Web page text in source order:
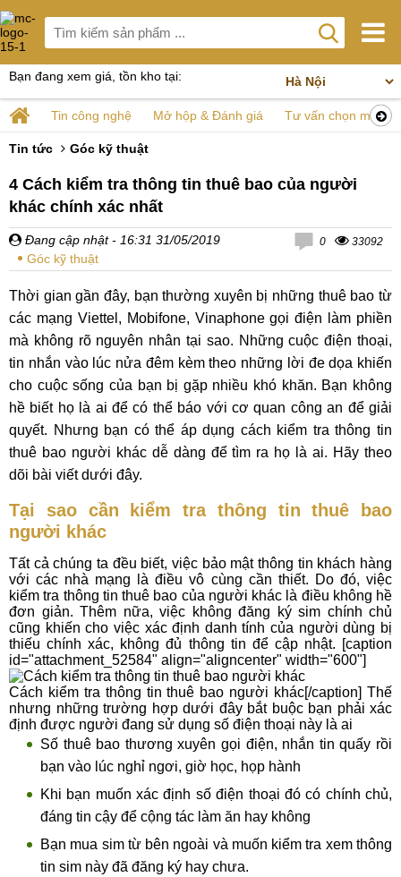
Bạn đang xem giá, tồn kho tại:
Tin công nghệ Mở hộp & Đánh giá Tư vấn chọn mua
Tin tức Góc kỹ thuật
4 Cách kiểm tra thông tin thuê bao của người
khác chính xác nhất
Đang cập nhật - 16:31 31/05/2019
Góc kỹ thuật
0 33092
Thời gian gần đây, bạn thường xuyên bị những thuê bao từ
các mạng Viettel, Mobifone, Vinaphone gọi điện làm phiền
mà không rõ nguyên nhân tại sao. Những cuộc điện thoại,
tin nhắn vào lúc nửa đêm kèm theo những lời đe dọa khiến
cho cuộc sống của bạn bị gặp nhiều khó khăn. Bạn không
hề biết họ là ai để có thể báo với cơ quan công an để giải
quyết. Nhưng bạn có thể áp dụng cách kiểm tra thông tin
thuê bao người khác dễ dàng để tìm ra họ là ai. Hãy theo
dõi bài viết dưới đây.
Tại sao cần kiểm tra thông tin thuê bao
người khác
Tất cả chúng ta đều biết, việc bảo mật thông tin khách hàng
với các nhà mạng là điều vô cùng cần thiết. Do đó, việc
kiểm tra thông tin thuê bao của người khác là điều không hề
đơn giản. Thêm nữa, việc không đăng ký sim chính chủ
cũng khiến cho việc xác định danh tính của người dùng bị
thiếu chính xác, không đủ thông tin để cập nhật. [caption
id="attachment_52584" align="aligncenter" width="600"]
Cách kiểm tra thông tin thuê bao người khác[/caption] Thế
nhưng những trường hợp dưới đây bắt buộc bạn phải xác
định được người đang sử dụng số điện thoại này là ai
Số thuê bao thương xuyên gọi điện, nhắn tin quấy rồi
bạn vào lúc nghỉ ngơi, giờ học, họp hành
Khi bạn muốn xác định số điện thoại đó có chính chủ,
đáng tin cậy để cộng tác làm ăn hay không
Bạn mua sim từ bên ngoài và muốn kiểm tra xem thông
tin sim này đã đăng ký hay chưa.